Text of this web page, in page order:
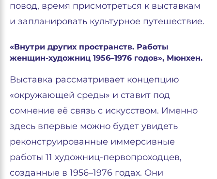
повод, время присмотреться к выставкам
и запланировать культурное путешествие.
«Внутри других пространств. Работы
женщин-художниц 1956–1976 годов», Мюнхен.
Выставка рассматривает концепцию
«окружающей среды» и ставит под
сомнение её связь с искусством. Именно
здесь впервые можно будет увидеть
реконструированные иммерсивные
работы 11 художниц-первопроходцев,
созданные в 1956–1976 годах. Они